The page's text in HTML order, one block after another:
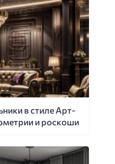
в стиле Арт-
и роскоши